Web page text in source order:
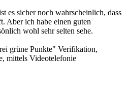
es sicher noch wahrscheinlich, dass
Aber ich habe einen guten
wohl sehr selten sehe.
grüne Punkte" Verifikation,
mittels Videotelefonie